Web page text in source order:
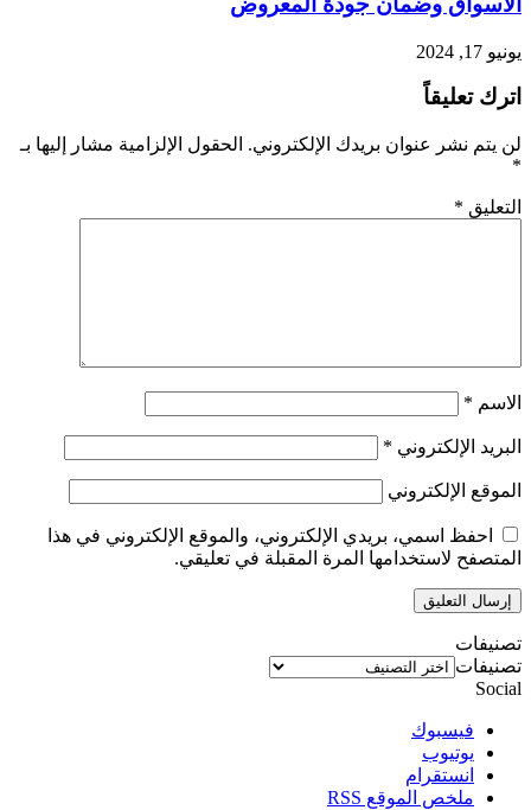
يونيو 17, 2024
اترك تعليقاً
لن يتم نشر عنوان بريدك الإلكتروني. الحقول الإلزامية مشار إليها بـ
*
التعليق *
الاسم *
البريد الإلكتروني *
الموقع الإلكتروني
احفظ اسمي، بريدي الإلكتروني، والموقع الإلكتروني في هذا
المتصفح لاستخدامها المرة المقبلة في تعليقي.
تصنيفات
تصنيفات
Social
فيسبوك
يوتيوب
انستقرام
ملخص الموقع RSS